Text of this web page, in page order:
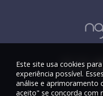
Este site usa cookies
experiência possível.
análise e aprimoramento
aceito" se concorda com